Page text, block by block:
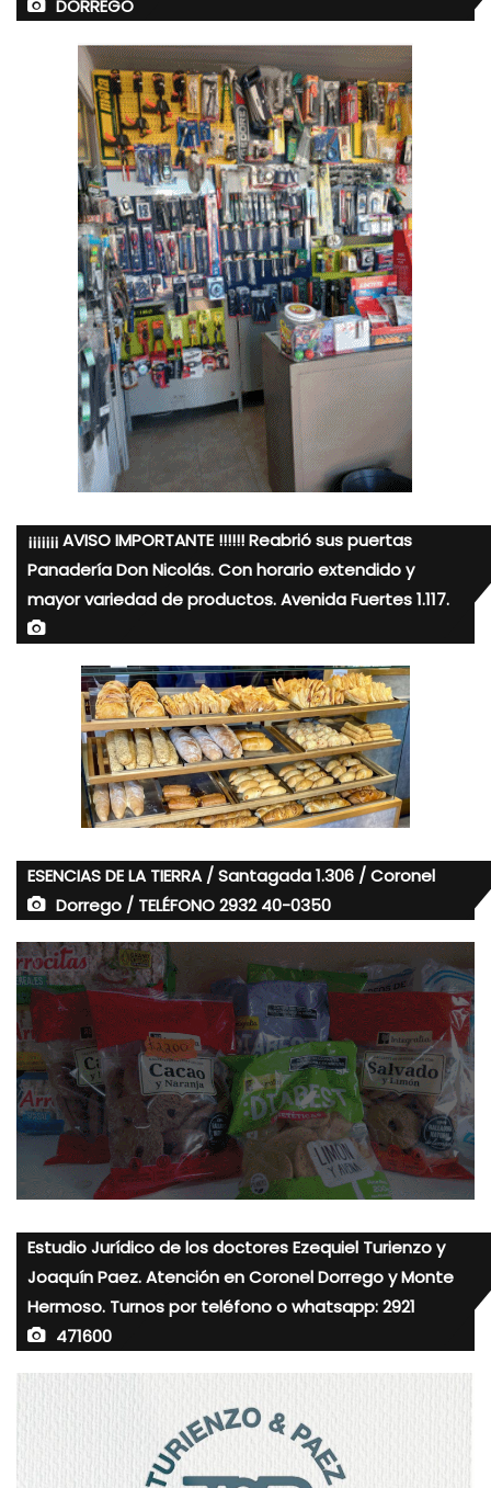
DORREGO
¡¡¡¡¡¡¡ AVISO IMPORTANTE !!!!!! Reabrió sus puertas
Panadería Don Nicolás. Con horario extendido y
mayor variedad de productos. Avenida Fuertes 1.117.
ESENCIAS DE LA TIERRA / Santagada 1.306 / Coronel
Dorrego / TELÉFONO 2932 40-0350
Estudio Jurídico de los doctores Ezequiel Turienzo y
Joaquín Paez. Atención en Coronel Dorrego y Monte
Hermoso. Turnos por teléfono o whatsapp: 2921
471600